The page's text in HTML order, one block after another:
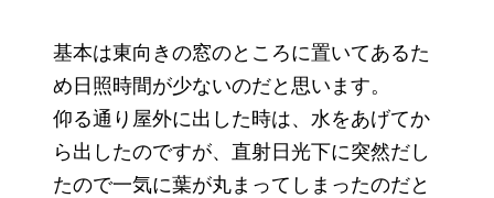
基本は東向きの窓のところに置いてあるた
め日照時間が少ないのだと思います。
仰る通り屋外に出した時は、水をあげてか
ら出したのですが、直射日光下に突然だし
たので一気に葉が丸まってしまったのだと